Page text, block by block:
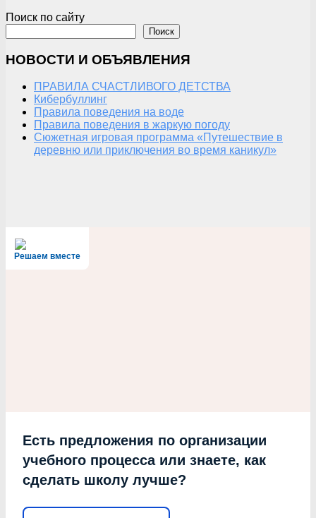
Поиск по сайту
Поиск
НОВОСТИ И ОБЪЯВЛЕНИЯ
ПРАВИЛА СЧАСТЛИВОГО ДЕТСТВА
Кибербуллинг
Правила поведения на воде
Правила поведения в жаркую погоду
Сюжетная игровая программа «Путешествие в
деревню или приключения во время каникул»
Решаем вместе
Есть предложения по организации
учебного процесса или знаете, как
сделать школу лучше?